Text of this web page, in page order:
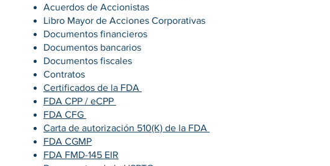
Acuerdos de Accionistas
Libro Mayor de Acciones Corporativas
Documentos financieros
Documentos bancarios
Documentos fiscales
Contratos
Certificados de la FDA
FDA CPP / eCPP
FDA CFG
Carta de autorización 510(K) de la FDA
FDA CGMP
FDA FMD-145 EIR